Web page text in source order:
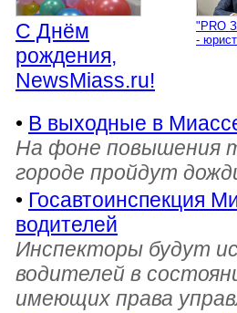
С Днём
рождения,
NewsMiass.ru!
"PRO
-
• В выходные в
На фоне повышения
городе пройдут
• Госавтоинспекция
водителей
Инспекторы будут
водителей в
имеющих права